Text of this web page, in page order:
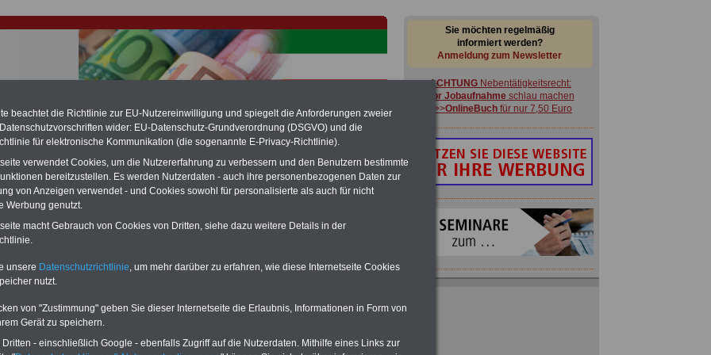
für Beamte & Ruhestandsbeamte (zu geringe Alimentation)
hat die Landesbesoldung von Berlin für die Jahre 2008 bis
die zun hohen Nachzahlungen führen wird). Auch beim Bund
wird es hohe Nachzahlungen geben (Medienberichten
alle (!) Beamtezwischen mind.3.000 und 13.000 Euro,rechnen. Der INFO-
hierzu eine Broschüre heraus, die unmittelbar nach dem Beschluss des
der Broschüre.
Beamte und den öffentlichen Dienst in Nordrhein-Westfalen:
mit drei Ratgebern für nur
in
DienstZum Komplettpreis von 15 Euro im Jahr
Sie möchten regelmäßig
informiert werden?
Anmeldung zum Newsletter
ACHTUNG Nebentätigkeitsrecht:
vor Jobaufnahmeschlau machen
>>>OnlineBuch für nur 7,50 Euro
beachtet die Richtlinie zur EU-Nutzereinwilligung und spiegelt die Anforderungen zweier
wider: EU-Datenschutz-Grundverordnung (DSGVO) und die
für elektronische Kommunikation (die sogenannte E-Privacy-Richtlinie).
verwendet Cookies, um die Nutzererfahrung zu verbessern und den Benutzern bestimmte
bereitzustellen. Es werden Nutzerdaten - auch ihre personenbezogenen Daten zur
von Anzeigen verwendet - und Cookies sowohl für personalisierte als auch für nicht
Werbung genutzt.
macht Gebrauch von Cookies von Dritten, siehe dazu weitere Details in der
unsere Datenschutzrichtlinie, um mehr darüber zu erfahren, wie diese Internetseite Cookies
nutzt.
von "Zustimmung" geben Sie dieser Internetseite die Erlaubnis, Informationen in Form von
Gerät zu speichern.
- einschließlich Google - ebenfalls Zugriff auf die Nutzerdaten. Mithilfe eines Links zur